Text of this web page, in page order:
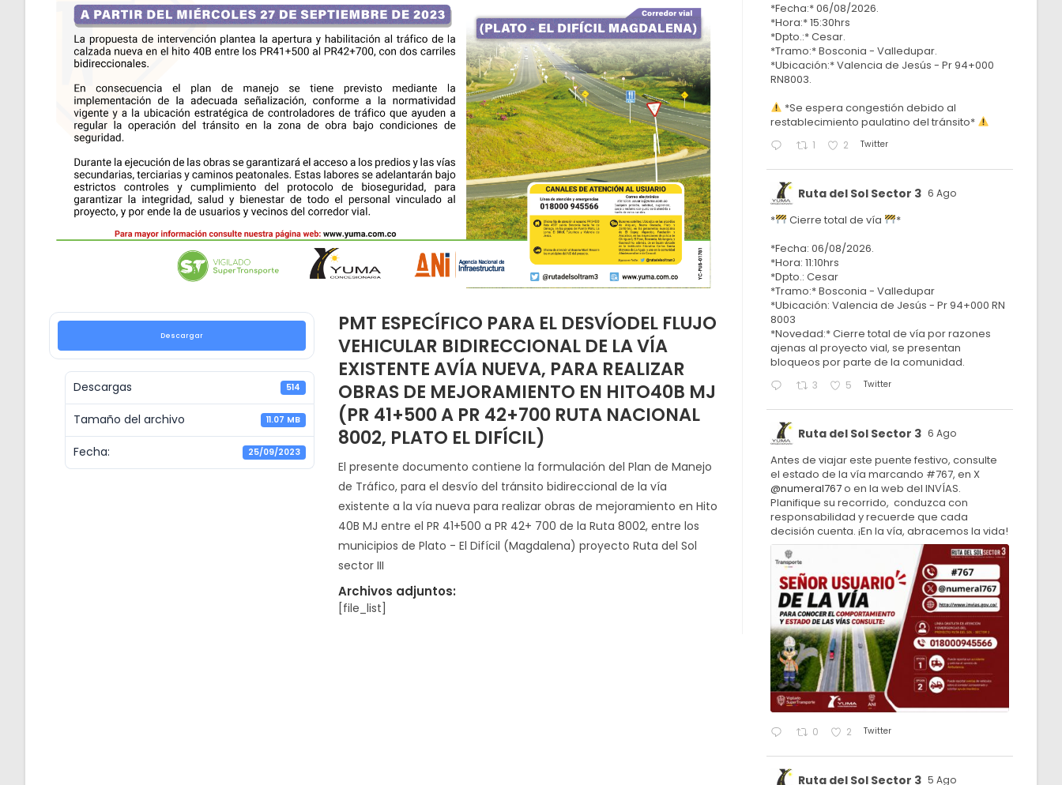
Descargar
Descargas 514
Tamaño del archivo 11.07 MB
Fecha: 25/09/2023
PMT ESPECÍFICO PARA EL DESVÍODEL FLUJO
VEHICULAR BIDIRECCIONAL DE LA VÍA
EXISTENTE AVÍA NUEVA, PARA REALIZAR
OBRAS DE MEJORAMIENTO EN HITO40B MJ
(PR 41+500 A PR 42+700 RUTA NACIONAL
8002, PLATO EL DIFÍCIL)
El presente documento contiene la formulación del Plan de Manejo
de Tráfico, para el desvío del tránsito bidireccional de la vía
existente a la vía nueva para realizar obras de mejoramiento en Hito
40B MJ entre el PR 41+500 a PR 42+ 700 de la Ruta 8002, entre los
municipios de Plato - El Difícil (Magdalena) proyecto Ruta del Sol
sector III
Archivos adjuntos:
[file_list]
*Fecha:* 06/08/2026.
*Hora:* 15:30hrs
*Dpto.:* Cesar.
*Tramo:* Bosconia - Valledupar.
*Ubicación:* Valencia de Jesús - Pr 94+000
RN8003.
*Se espera congestión debido al
restablecimiento paulatino del tránsito*
1 2 Twitter
Ruta del Sol Sector 3 6 Ago
* Cierre total de vía
*
*Fecha: 06/08/2026.
*Hora: 11:10hrs
*Dpto.: Cesar
*Tramo:* Bosconia - Valledupar
*Ubicación: Valencia de Jesús - Pr 94+000 RN
8003
*Novedad:* Cierre total de vía por razones
ajenas al proyecto vial, se presentan
bloqueos por parte de la comunidad.
3 5 Twitter
Ruta del Sol Sector 3 6 Ago
Antes de viajar este puente festivo, consulte
el estado de la vía marcando #767, en X
@numeral767o en la web del INVÍAS.
Planifique su recorrido, conduzca con
responsabilidad y recuerde que cada
decisión cuenta. ¡En la vía, abracemos la vida!
0 2 Twitter
Ruta del Sol Sector 3 5 Ago